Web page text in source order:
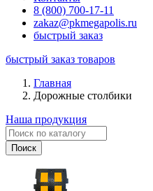
8 (800) 700-17-11
zakaz@pkmegapolis.ru
быстрый заказ
быстрый заказ товаров
Главная
Дорожные столбики
Наша продукция